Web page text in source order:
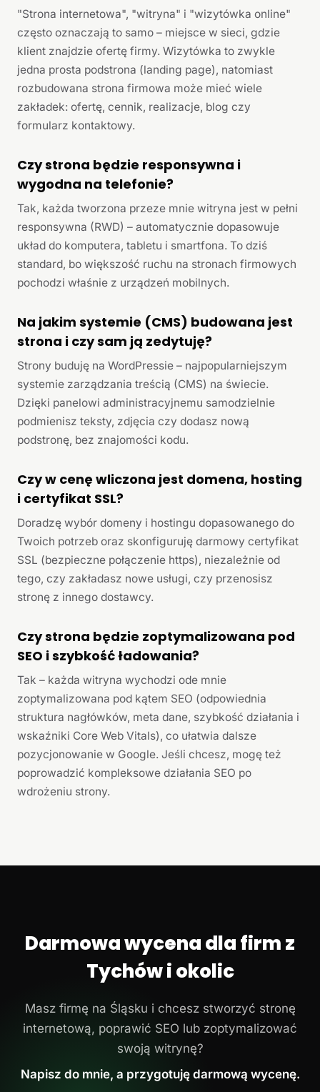
"Strona internetowa", "witryna" i "wizytówka online"
często oznaczają to samo – miejsce w sieci, gdzie
klient znajdzie ofertę firmy. Wizytówka to zwykle
jedna prosta podstrona (landing page), natomiast
rozbudowana strona firmowa może mieć wiele
zakładek: ofertę, cennik, realizacje, blog czy
formularz kontaktowy.
Czy strona będzie responsywna i
wygodna na telefonie?
Tak, każda tworzona przeze mnie witryna jest w pełni
responsywna (RWD) – automatycznie dopasowuje
układ do komputera, tabletu i smartfona. To dziś
standard, bo większość ruchu na stronach firmowych
pochodzi właśnie z urządzeń mobilnych.
Na jakim systemie (CMS) budowana jest
strona i czy sam ją zedytuję?
Strony buduję na WordPressie – najpopularniejszym
systemie zarządzania treścią (CMS) na świecie.
Dzięki panelowi administracyjnemu samodzielnie
podmienisz teksty, zdjęcia czy dodasz nową
podstronę, bez znajomości kodu.
Czy w cenę wliczona jest domena, hosting
i certyfikat SSL?
Doradzę wybór domeny i hostingu dopasowanego do
Twoich potrzeb oraz skonfiguruję darmowy certyfikat
SSL (bezpieczne połączenie https), niezależnie od
tego, czy zakładasz nowe usługi, czy przenosisz
stronę z innego dostawcy.
Czy strona będzie zoptymalizowana pod
SEO i szybkość ładowania?
Tak – każda witryna wychodzi ode mnie
zoptymalizowana pod kątem SEO (odpowiednia
struktura nagłówków, meta dane, szybkość działania i
wskaźniki Core Web Vitals), co ułatwia dalsze
pozycjonowanie w Google. Jeśli chcesz, mogę też
poprowadzić kompleksowe działania SEO po
wdrożeniu strony.
Darmowa wycena dla firm z
Tychów i okolic
Masz firmę na Śląsku i chcesz stworzyć stronę
internetową, poprawić SEO lub zoptymalizować
swoją witrynę?
Napisz do mnie, a przygotuję darmową wycenę.